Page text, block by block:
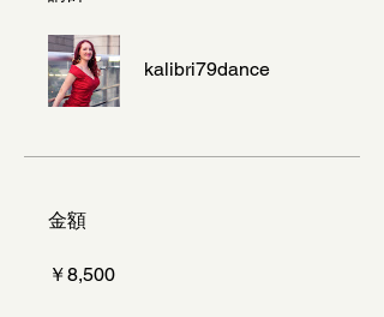
kalibri79dance
金額
￥8,500